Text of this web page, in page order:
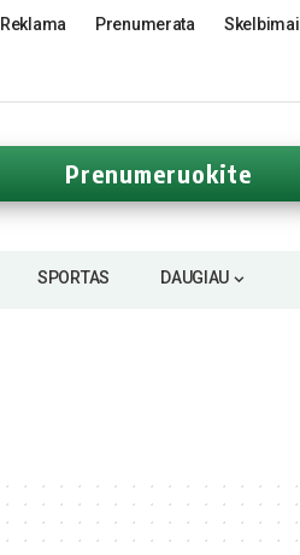
Reklama Prenumerata Skelbimai
Prenumeruokite
SPORTAS DAUGIAU